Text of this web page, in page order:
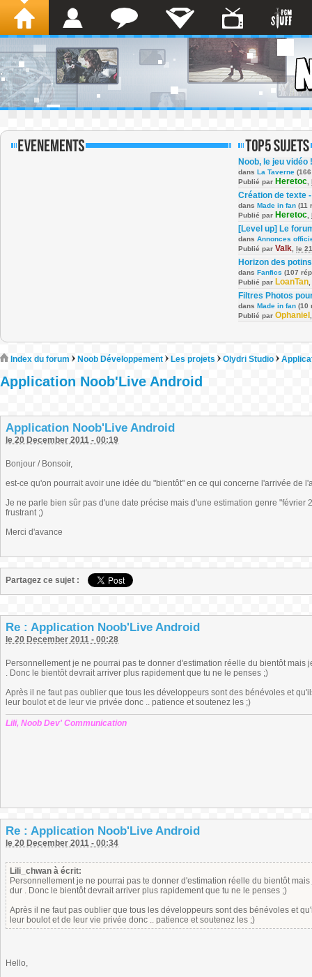
Noob, le jeu vidéo !
dans La Taverne
Publié par Heretoc
Création de texte
dans Made in fan (11
Publié par Heretoc
[Level up] Le
dans Annonces
Publié par Valk le
Horizon des potins
dans Fanfics (107
Publié par LoanTan
Filtres Photos
dans Made in fan (10
Publié par Ophaniel
Index du forum Noob Développement Les projets Olydri Studio
Application Noob'Live Android
Application Noob'Live Android
le 20 December 2011 - 00:19
Bonjour / Bonsoir,
est-ce qu'on pourrait avoir une idée du "bientôt" en ce qui concerne l'arrivée de
Je ne parle bien sûr pas d'une date précise mais d'une estimation genre "février
frustrant ;)
Merci d'avance
Partagez ce sujet :
Re : Application Noob'Live Android
le 20 December 2011 - 00:28
Personnellement je ne pourrai pas te donner d'estimation réelle du bientôt
. Donc le bientôt devrait arriver plus rapidement que tu ne le penses ;)
Après il ne faut pas oublier que tous les développeurs sont des bénévoles et
leur boulot et de leur vie privée donc .. patience et soutenez les ;)
Lili, Noob Dev' Communication
Re : Application Noob'Live Android
le 20 December 2011 - 00:34
Lili_chwan à écrit:
Personnellement je ne pourrai pas te donner d'estimation réelle du bientôt
dur . Donc le bientôt devrait arriver plus rapidement que tu ne le penses ;)
Après il ne faut pas oublier que tous les développeurs sont des bénévoles et
leur boulot et de leur vie privée donc .. patience et soutenez les ;)
Hello,